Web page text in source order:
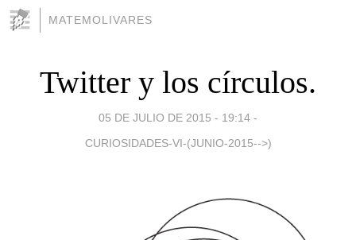
MATEMOLIVARES
Twitter y los círculos.
05 DE JULIO DE 2015 - 19:14 -
CURIOSIDADES-VI-(JUNIO-2015-->)